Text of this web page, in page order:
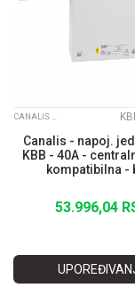
CANALIS KBB
Canalis - napoj.
KBB - 40A -
kompatibilna -
53.996,04